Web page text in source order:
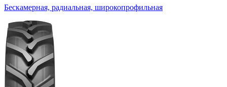
Бескамерная, радиальная, широкопрофильная